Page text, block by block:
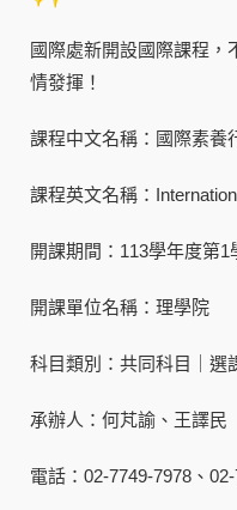
國際處新開設國際課程
情發揮！
課程中文名稱：國際素養
課程英文名稱：
開課期間：113學年度第
開課單位名稱：理學院
科目類別：共同科目｜選
承辦人：何芃諭、王譯民
電話：02-7749-7978、